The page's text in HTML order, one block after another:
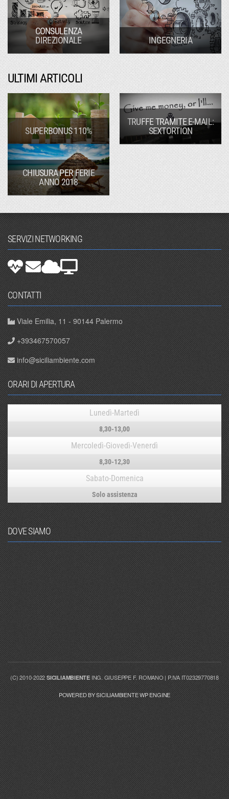
CONSULENZA
DIREZIONALE
INGEGNERIA
ULTIMI ARTICOLI
SUPERBONUS 110%
TRUFFE TRAMITE E-MAIL:
SEXTORTION
CHIUSURA PER FERIE
ANNO 2018
SERVIZI NETWORKING
CONTATTI
Viale Emilia, 11 - 90144 Palermo
+393467570057
info@siciliambiente.com
ORARI DI APERTURA
Lunedì-Martedì
8,30-13,00
Mercoledì-Giovedì-Venerdì
8,30-12,30
Sabato-Domenica
Solo assistenza
DOVE SIAMO
(C) 2010-2022SICILIAMBIENTEING. GIUSEPPE F. ROMANO | P.IVA IT02329770818
POWERED BY SICILIAMBIENTE WP ENGINE